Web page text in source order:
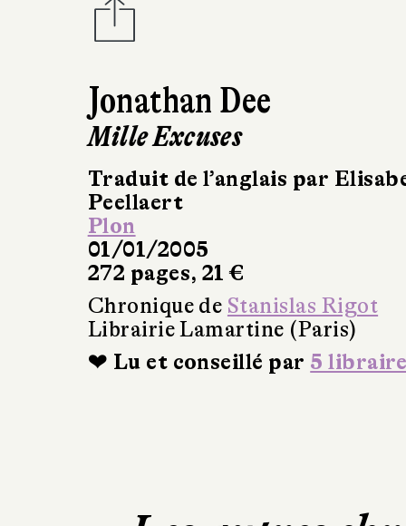
Jonathan Dee
Mille Excuses
Traduit de l’anglais par
Peellaert
Plon
01/01/2005
272 pages, 21 €
Chronique de Stanislas Rigot
Librairie Lamartine (Paris)
❤ Lu et conseillé par 5